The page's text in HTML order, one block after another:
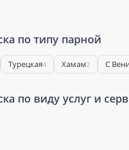
по типу парной
Турецкая4 Хамам2 С
по виду услуг и